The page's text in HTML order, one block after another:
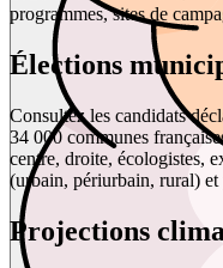
programmes, sites de
Élections
Consultez les candidats
34 000 communes
centre, droite, écologistes,
(urbain, périurbain, rural)
Projections